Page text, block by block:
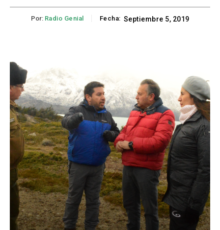
Por: Radio Genial Fecha: Septiembre 5, 2019